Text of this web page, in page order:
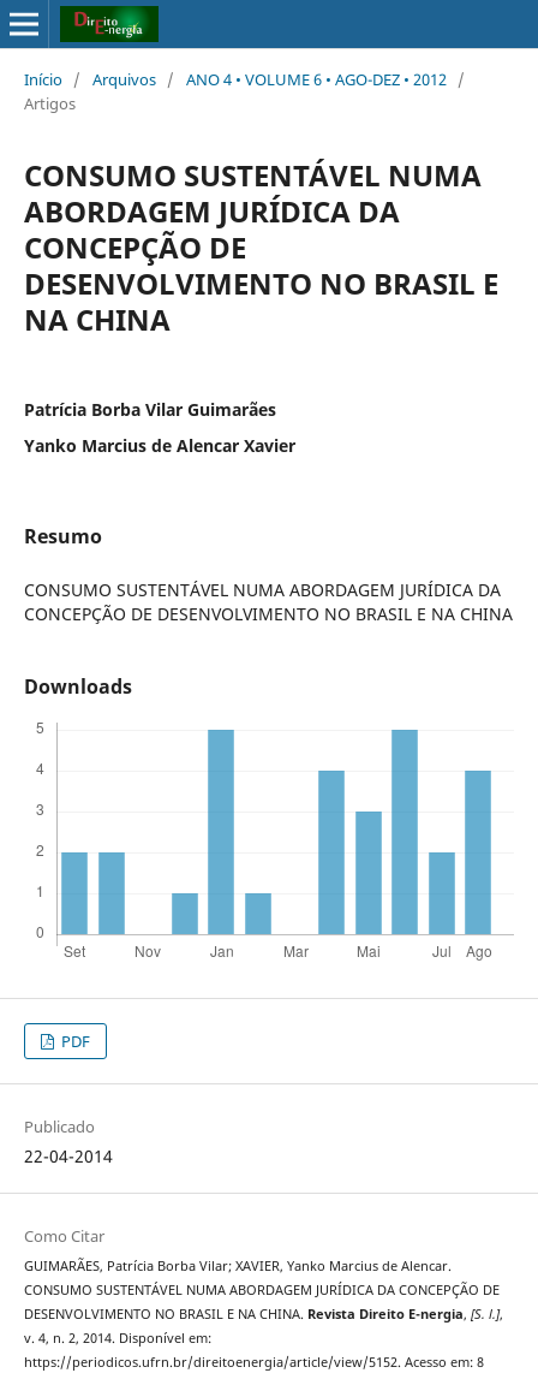
Início / Arquivos / ANO 4 • VOLUME 6 • AGO-DEZ • 2012 /
Artigos
CONSUMO SUSTENTÁVEL NUMA
ABORDAGEM JURÍDICA DA
CONCEPÇÃO DE
DESENVOLVIMENTO NO BRASIL E
NA CHINA
Patrícia Borba Vilar Guimarães
Yanko Marcius de Alencar Xavier
Resumo
CONSUMO SUSTENTÁVEL NUMA ABORDAGEM JURÍDICA DA
CONCEPÇÃO DE DESENVOLVIMENTO NO BRASIL E NA CHINA
Downloads
PDF
Publicado
22-04-2014
Como Citar
GUIMARÃES, Patrícia Borba Vilar; XAVIER, Yanko Marcius de Alencar.
CONSUMO SUSTENTÁVEL NUMA ABORDAGEM JURÍDICA DA CONCEPÇÃO DE
DESENVOLVIMENTO NO BRASIL E NA CHINA. Revista Direito E-nergia, [S. l.],
v. 4, n. 2, 2014. Disponível em:
https://periodicos.ufrn.br/direitoenergia/article/view/5152. Acesso em: 8